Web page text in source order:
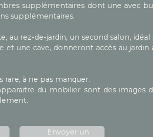
supplémentaires dont une avec
supplémentaires.
au rez-de-jardin, un second salon,
et une cave, donneront accès au jardin
à ne pas manquer.
du mobilier sont des images
Envoyer un